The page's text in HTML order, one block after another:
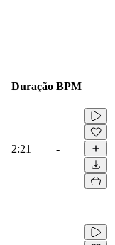
Duração BPM
2:21 -